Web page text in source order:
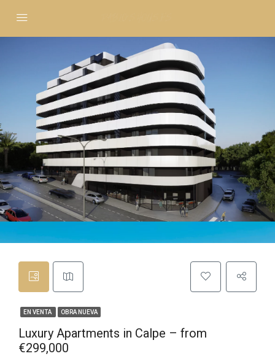
EN VENTA OBRA NUEVA
Luxury Apartments in Calpe – from
€299,000